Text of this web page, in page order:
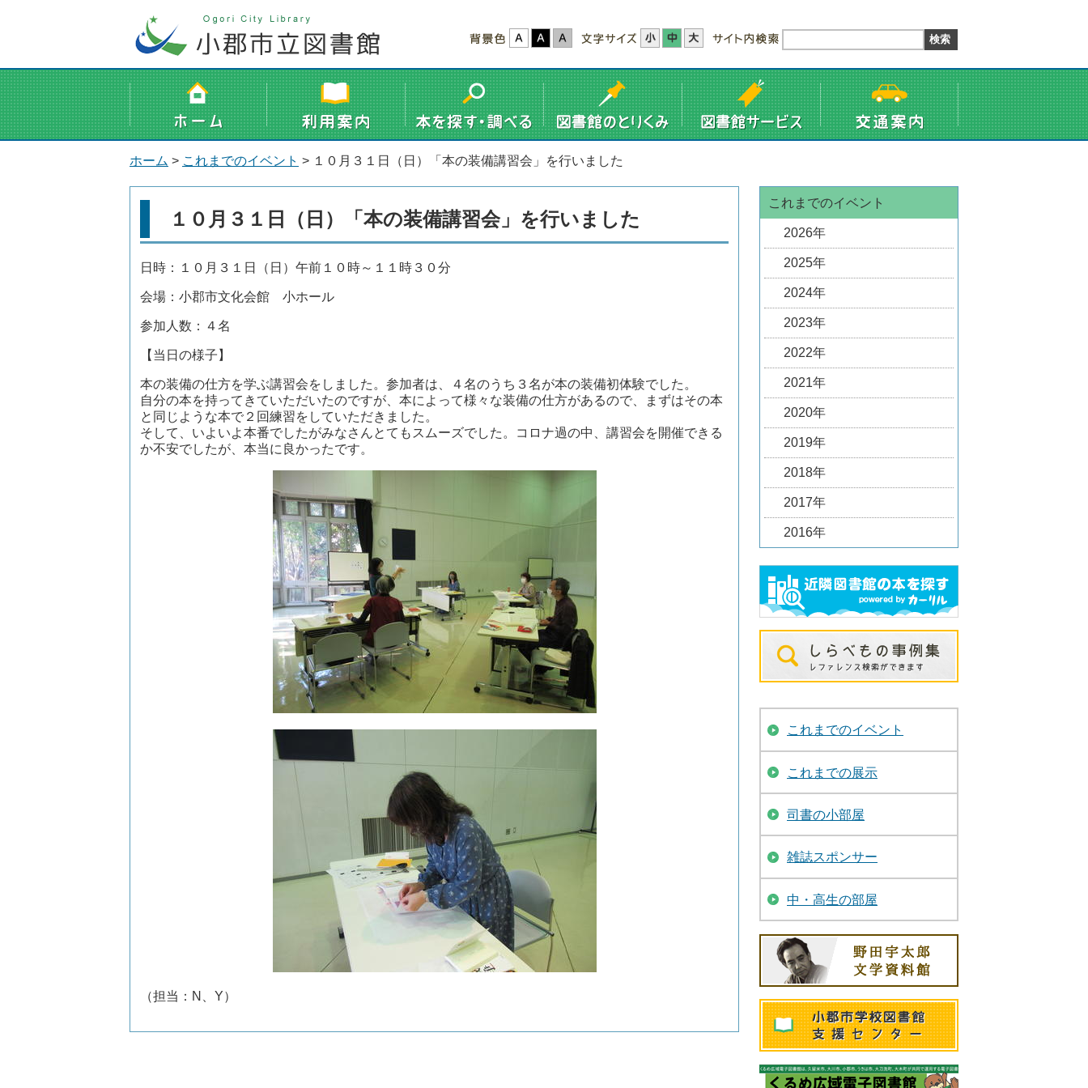
ホーム > これまでのイベント > １０月３１日（日）「本の装備講習会」を行いました
１０月３１日（日）「本の装備講習会」を行いました
日時：１０月３１日（日）午前１０時～１１時３０分
会場：小郡市文化会館 小ホール
参加人数：４名
【当日の様子】
本の装備の仕方を学ぶ講習会をしました。参加者は、４名のうち３名が本の装備初体験でした。
自分の本を持ってきていただいたのですが、本によって様々な装備の仕方があるので、まずはその本
と同じような本で２回練習をしていただきました。
そして、いよいよ本番でしたがみなさんとてもスムーズでした。コロナ過の中、講習会を開催できる
か不安でしたが、本当に良かったです。
（担当：N、Y）
これまでのイベント
2026年
2025年
2024年
2023年
2022年
2021年
2020年
2019年
2018年
2017年
2016年
これまでのイベント
これまでの展示
司書の小部屋
雑誌スポンサー
中・高生の部屋